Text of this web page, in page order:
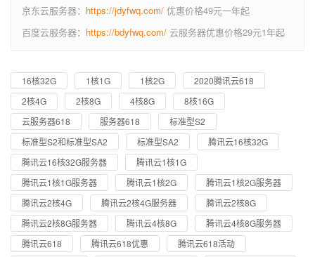
京东云服务器： https://jdyfwq.com/ 优惠价格49元一年起
百度云服务器： https://bdyfwq.com/ 云服务器优惠价格29元1年起
16核32G 1核1G 1核2G
2020腾讯云618
2核4G
2核8G 4核8G
8核16G
云服务器618
服务器618
标准型S2
标准型S2和标准型SA2
标准型SA2
腾讯云16核32G
腾讯云16核32G服务器
腾讯云1核1G
腾讯云1核1G服务器
腾讯云1核2G
腾讯云1核2G服务器
腾讯云2核4G
腾讯云2核4G服务器
腾讯云2核8G
腾讯云2核8G服务器
腾讯云4核8G
腾讯云4核8G服务器
腾讯云618
腾讯云618优惠
腾讯云618活动